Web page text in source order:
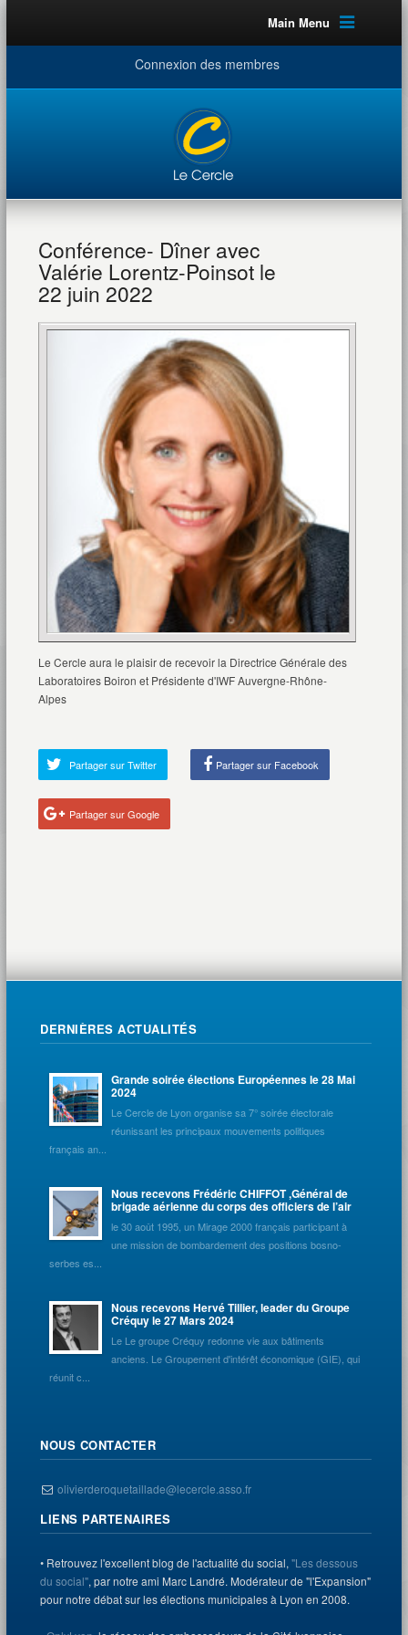
Main Menu
Connexion des membres
Conférence- Dîner avec
Valérie Lorentz-Poinsot le
22 juin 2022
Le Cercle aura le plaisir de recevoir la Directrice Générale des
Laboratoires Boiron et Présidente d'IWF Auvergne-Rhône-
Alpes
Partager sur Twitter Partager sur Facebook
Partager sur Google
DERNIÈRES ACTUALITÉS
Grande soirée élections Européennes le 28 Mai
2024
Le Cercle de Lyon organise sa 7° soirée électorale
réunissant les principaux mouvements politiques
français an...
Nous recevons Frédéric CHIFFOT ,Général de
brigade aérienne du corps des officiers de l’air
le 30 août 1995, un Mirage 2000 français participant à
une mission de bombardement des positions bosno-
serbes es...
Nous recevons Hervé Tillier, leader du Groupe
Créquy le 27 Mars 2024
Le Le groupe Créquy redonne vie aux bâtiments
anciens. Le Groupement d'intérêt économique (GIE), qui
réunit c...
NOUS CONTACTER
olivierderoquetaillade@lecercle.asso.fr
LIENS PARTENAIRES
• Retrouvez l'excellent blog de l'actualité du social,"Les dessous
du social", par notre ami Marc Landré. Modérateur de "l'Expansion"
pour notre débat sur les élections municipales à Lyon en 2008.